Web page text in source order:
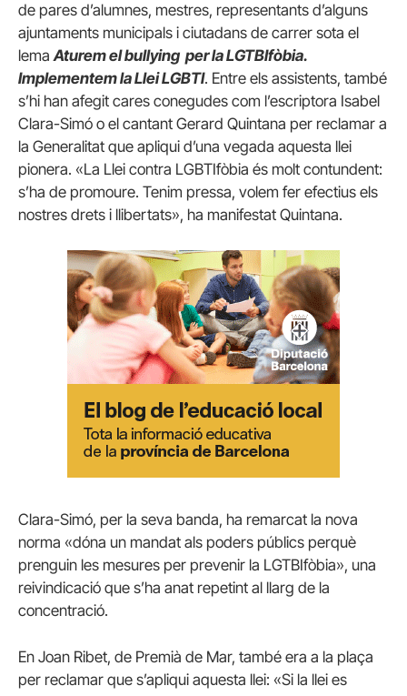
de pares d’alumnes, mestres, representants d’alguns
ajuntaments municipals i ciutadans de carrer sota el
lemaAturem el bullying per la LGTBIfòbia.
Implementem la Llei LGBTI. Entre els assistents, també
s’hi han afegit cares conegudes com l’escriptora Isabel
Clara-Simó o el cantant Gerard Quintana per reclamar a
la Generalitat que apliqui d’una vegada aquesta llei
pionera. «La Llei contra LGBTIfòbia és molt contundent:
s’ha de promoure. Tenim pressa, volem fer efectius els
nostres drets i llibertats», ha manifestat Quintana.
Clara-Simó, per la seva banda, ha remarcat la nova
norma «dóna un mandat als poders públics perquè
prenguin les mesures per prevenir la LGTBIfòbia», una
reivindicació que s’ha anat repetint al llarg de la
concentració.
En Joan Ribet, de Premià de Mar, també era a la plaça
per reclamar que s’apliqui aquesta llei: «Si la llei es